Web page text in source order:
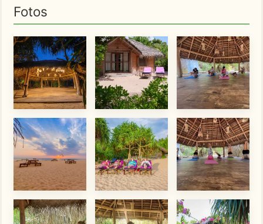
Fotos